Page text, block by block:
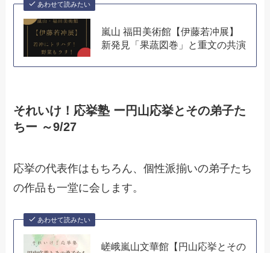
あわせて読みたい
嵐山 福田美術館【伊藤若冲展】
新発見「果蔬図巻」と重文の共演
それいけ！応挙塾 ー円山応挙とその弟子た
ちー ～9/27
応挙の代表作はもちろん、個性派揃いの弟子たち
の作品も一堂に会します。
あわせて読みたい
嵯峨嵐山文華館【円山応挙とその